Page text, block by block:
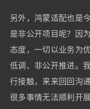
另外，鸿蒙适配也是
是非公开项目呢？因
态度，一切以业务为
低调、非公开推进。
行接触，来来回回沟
很多事情无法顺利开